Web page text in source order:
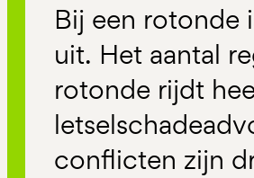
Bij een rotonde
uit. Het aantal
rotonde rijdt
conflicten zijn